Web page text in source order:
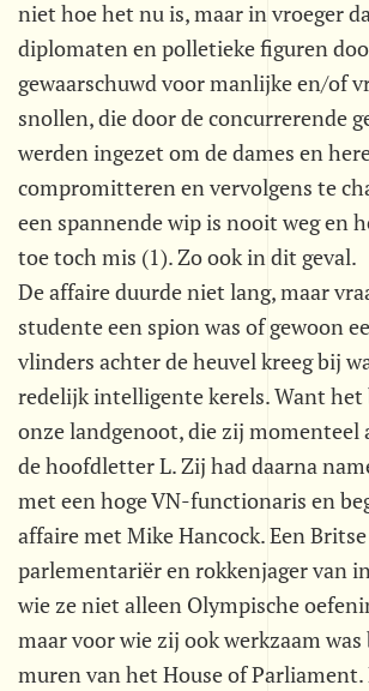
niet hoe het nu is, maar in vroeger
diplomaten en polletieke figuren
gewaarschuwd voor manlijke en/of
snollen, die door de concurrerende
werden ingezet om de dames en
compromitteren en vervolgens te
een spannende wip is nooit weg en
toe toch mis (1). Zo ook in dit geval.
De affaire duurde niet lang, maar
studente een spion was of gewoon
vlinders achter de heuvel kreeg bij
redelijk intelligente kerels. Want
onze landgenoot, die zij momenteel
de hoofdletter L. Zij had daarna
met een hoge VN-functionaris en
affaire met Mike Hancock. Een
parlementariër en rokkenjager van
wie ze niet alleen Olympische
maar voor wie zij ook werkzaam
muren van het House of